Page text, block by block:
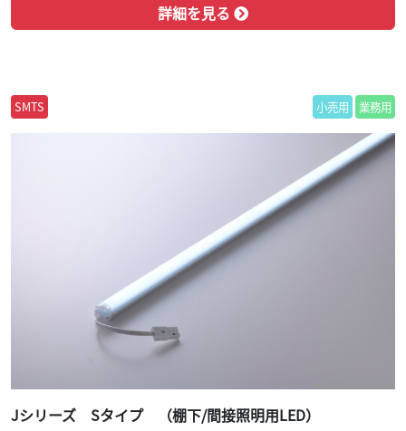
詳細を見る
SMTS 小売用 業務用
Jシリーズ Sタイプ （棚下/間接照明用LED）